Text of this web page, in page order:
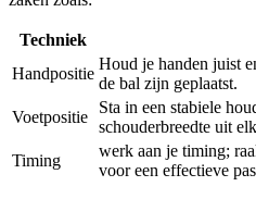
Techniek
Handpositie
Houd je⁣ handen⁤ juist⁢
⁤de bal zijn ⁣geplaatst.
Voetpositie
Sta ‌in een stabiele
schouderbreedte uit
Timing
werk aan je timing;
voor een ​effectieve